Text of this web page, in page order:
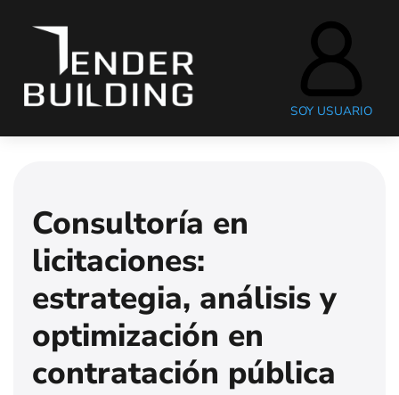
SOY USUARIO
Consultoría en
licitaciones:
estrategia, análisis y
optimización en
contratación pública